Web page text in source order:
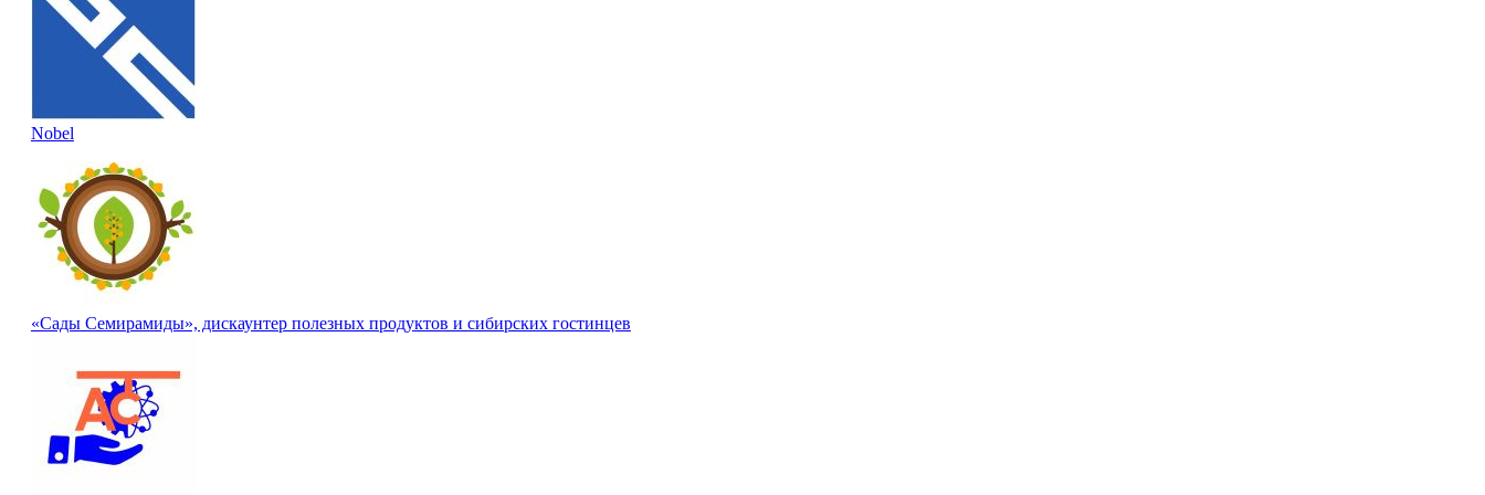
Nobel
«Сады Семирамиды», дискаунтер полезных продуктов и сибирских гостинцев